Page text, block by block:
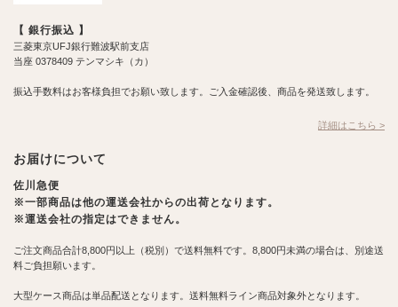
【 銀行振込 】
三菱東京UFJ銀行難波駅前支店
当座 0378409 テンマシキ（カ）
振込手数料はお客様負担でお願い致します。ご入金確認後、商品を発送致します。
詳細はこちら >
お届けについて
佐川急便
※一部商品は他の運送会社からの出荷となります。
※運送会社の指定はできません。
ご注文商品合計8,800円以上（税別）で送料無料です。8,800円未満の場合は、別途送
料ご負担願います。
大型ケース商品は単品配送となります。送料無料ライン商品対象外となります。